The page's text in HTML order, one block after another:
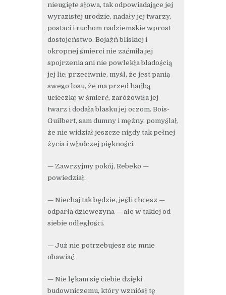
nieugięte słowa, tak odpowiadające jej
wyrazistej urodzie, nadały jej twarzy,
postaci i ruchom nadziemskie wprost
dostojeństwo. Bojaźń bliskiej i
okropnej śmierci nie zaćmiła jej
spojrzenia ani nie powlekła bladością
jej lic; przeciwnie, myśl, że jest panią
swego losu, że ma przed hańbą
ucieczkę w śmierć, zaróżowiła jej
twarz i dodała blasku jej oczom. Bois-
Guilbert, sam dumny i mężny, pomyślał,
że nie widział jeszcze nigdy tak pełnej
życia i władczej piękności.
— Zawrzyjmy pokój, Rebeko —
powiedział.
— Niechaj tak będzie, jeśli chcesz —
odparła dziewczyna — ale w takiej od
siebie odległości.
— Już nie potrzebujesz się mnie
obawiać.
— Nie lękam się ciebie dzięki
budowniczemu, który wzniósł tę